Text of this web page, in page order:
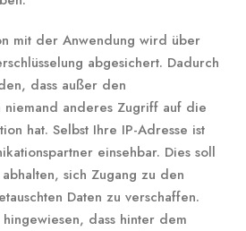
mit der Anwendung wird über
abgesichert. Dadurch
dass außer den
niemand anderes Zugriff auf die
hat. Selbst Ihre IP-Adresse ist
einsehbar. Dies soll
sich Zugang zu den
Daten zu verschaffen.
dass hinter dem